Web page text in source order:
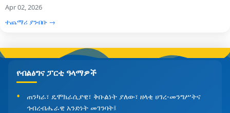
Apr 02, 2026
ተጨማሪ ያንብቡ →
የብልፅግና ፓርቲ ዓላማዎች
ጠንካራ፣ ዴሞክራሲያዊ፣ ቅቡልነት ያለው፣ ዘላቂ ሀገረ-መንግሥትና
ኅብረብሔራዊ አንድነት መገንባት፤